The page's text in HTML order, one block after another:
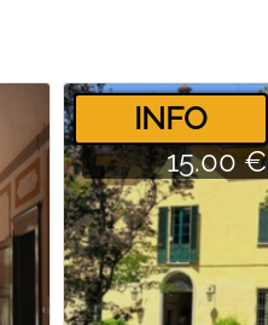
­INFO
15.00 €